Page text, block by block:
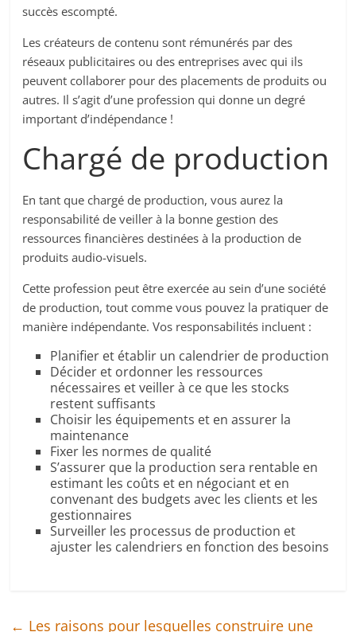
succès escompté.
Les créateurs de contenu sont rémunérés par des
réseaux publicitaires ou des entreprises avec qui ils
peuvent collaborer pour des placements de produits ou
autres. Il s’agit d’une profession qui donne un degré
important d’indépendance !
Chargé de production
En tant que chargé de production, vous aurez la
responsabilité de veiller à la bonne gestion des
ressources financières destinées à la production de
produits audio-visuels.
Cette profession peut être exercée au sein d’une société
de production, tout comme vous pouvez la pratiquer de
manière indépendante. Vos responsabilités incluent :
Planifier et établir un calendrier de production
Décider et ordonner les ressources
nécessaires et veiller à ce que les stocks
restent suffisants
Choisir les équipements et en assurer la
maintenance
Fixer les normes de qualité
S’assurer que la production sera rentable en
estimant les coûts et en négociant et en
convenant des budgets avec les clients et les
gestionnaires
Surveiller les processus de production et
ajuster les calendriers en fonction des besoins
← Les raisons pour lesquelles construire une